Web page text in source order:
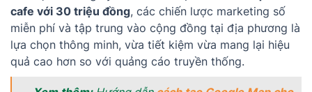
cafe với 30 triệu đồng, các chiến lược marketing số
miễn phí và tập trung vào cộng đồng tại địa phương là
lựa chọn thông minh, vừa tiết kiệm vừa mang lại hiệu
quả cao hơn so với quảng cáo truyền thống.